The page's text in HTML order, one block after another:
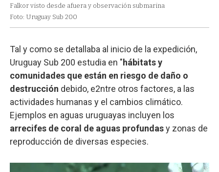
Falkor visto desde afuera y observación submarina
Foto: Uruguay Sub 200
Tal y como se detallaba al inicio de la expedición,
Uruguay Sub 200 estudia en "hábitats y
comunidades que están en riesgo de daño o
destrucción debido, e2ntre otros factores, a las
actividades humanas y el cambios climático.
Ejemplos en aguas uruguayas incluyen los
arrecifes de coral de aguas profundasy zonas de
reproducción de diversas especies.